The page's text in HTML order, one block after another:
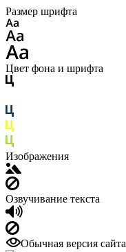
Размер шрифта
Цвет фона и шрифта
Изображения
Озвучивание текста
Обычная версия сайта